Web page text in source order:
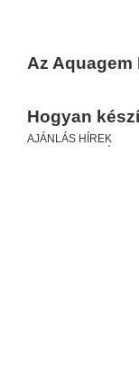
Az
Hogyan
AJÁNLÁS HÍREK